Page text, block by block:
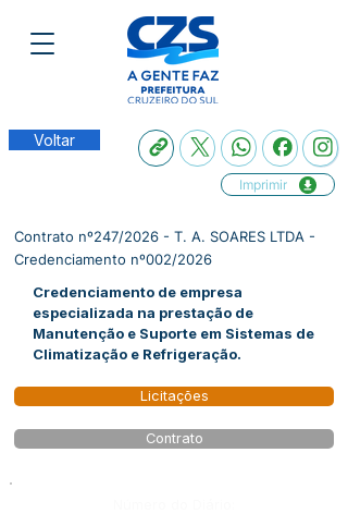
Voltar
Imprimir
Contrato nº247/2026 - T. A. SOARES LTDA -
Credenciamento nº002/2026
Credenciamento de empresa
especializada na prestação de
Manutenção e Suporte em Sistemas de
Climatização e Refrigeração.
Licitações
Contrato